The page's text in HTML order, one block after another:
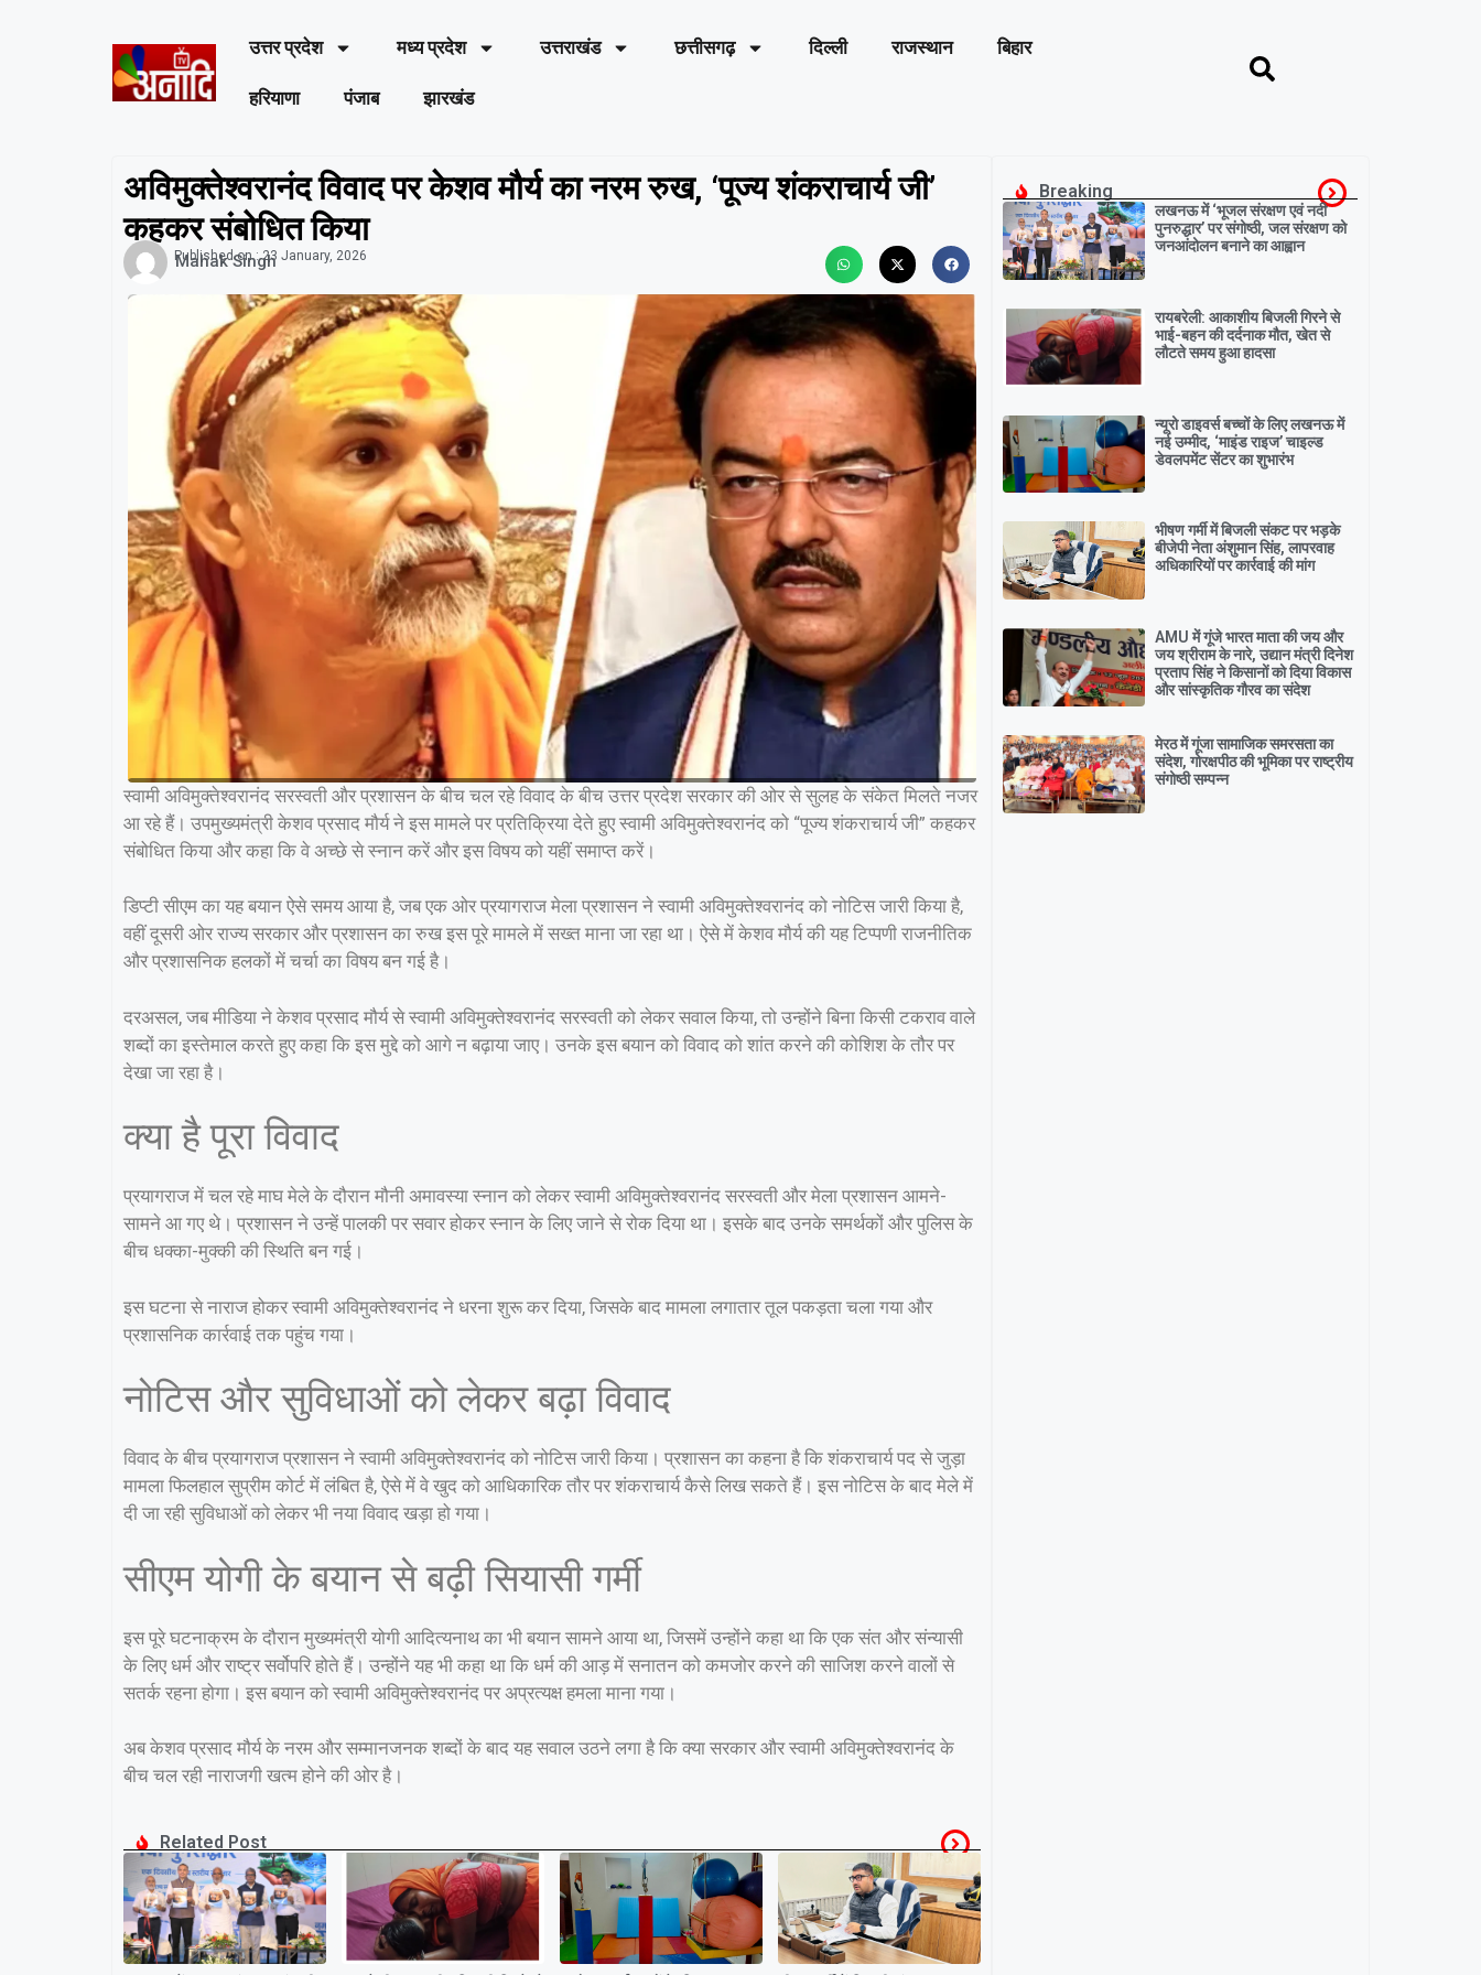
उत्तर प्रदेश मध्य प्रदेश उत्तराखंड छत्तीसगढ़ दिल्ली राजस्थान बिहार
हरियाणा पंजाब झारखंड
अविमुक्तेश्वरानंद विवाद पर केशव मौर्य का नरम रुख, ‘पूज्य शंकराचार्य जी’
कहकर संबोधित किया
Mahak Singh
Published on : 23 January, 2026
स्वामी अविमुक्तेश्वरानंद सरस्वती और प्रशासन के बीच चल रहे विवाद के बीच उत्तर प्रदेश सरकार की ओर से सुलह के संकेत मिलते नजर
आ रहे हैं। उपमुख्यमंत्री केशव प्रसाद मौर्य ने इस मामले पर प्रतिक्रिया देते हुए स्वामी अविमुक्तेश्वरानंद को “पूज्य शंकराचार्य जी” कहकर
संबोधित किया और कहा कि वे अच्छे से स्नान करें और इस विषय को यहीं समाप्त करें।
डिप्टी सीएम का यह बयान ऐसे समय आया है, जब एक ओर प्रयागराज मेला प्रशासन ने स्वामी अविमुक्तेश्वरानंद को नोटिस जारी किया है,
वहीं दूसरी ओर राज्य सरकार और प्रशासन का रुख इस पूरे मामले में सख्त माना जा रहा था। ऐसे में केशव मौर्य की यह टिप्पणी राजनीतिक
और प्रशासनिक हलकों में चर्चा का विषय बन गई है।
दरअसल, जब मीडिया ने केशव प्रसाद मौर्य से स्वामी अविमुक्तेश्वरानंद सरस्वती को लेकर सवाल किया, तो उन्होंने बिना किसी टकराव वाले
शब्दों का इस्तेमाल करते हुए कहा कि इस मुद्दे को आगे न बढ़ाया जाए। उनके इस बयान को विवाद को शांत करने की कोशिश के तौर पर
देखा जा रहा है।
क्या है पूरा विवाद
प्रयागराज में चल रहे माघ मेले के दौरान मौनी अमावस्या स्नान को लेकर स्वामी अविमुक्तेश्वरानंद सरस्वती और मेला प्रशासन आमने-
सामने आ गए थे। प्रशासन ने उन्हें पालकी पर सवार होकर स्नान के लिए जाने से रोक दिया था। इसके बाद उनके समर्थकों और पुलिस के
बीच धक्का-मुक्की की स्थिति बन गई।
इस घटना से नाराज होकर स्वामी अविमुक्तेश्वरानंद ने धरना शुरू कर दिया, जिसके बाद मामला लगातार तूल पकड़ता चला गया और
प्रशासनिक कार्रवाई तक पहुंच गया।
नोटिस और सुविधाओं को लेकर बढ़ा विवाद
विवाद के बीच प्रयागराज प्रशासन ने स्वामी अविमुक्तेश्वरानंद को नोटिस जारी किया। प्रशासन का कहना है कि शंकराचार्य पद से जुड़ा
मामला फिलहाल सुप्रीम कोर्ट में लंबित है, ऐसे में वे खुद को आधिकारिक तौर पर शंकराचार्य कैसे लिख सकते हैं। इस नोटिस के बाद मेले में
दी जा रही सुविधाओं को लेकर भी नया विवाद खड़ा हो गया।
सीएम योगी के बयान से बढ़ी सियासी गर्मी
इस पूरे घटनाक्रम के दौरान मुख्यमंत्री योगी आदित्यनाथ का भी बयान सामने आया था, जिसमें उन्होंने कहा था कि एक संत और संन्यासी
के लिए धर्म और राष्ट्र सर्वोपरि होते हैं। उन्होंने यह भी कहा था कि धर्म की आड़ में सनातन को कमजोर करने की साजिश करने वालों से
सतर्क रहना होगा। इस बयान को स्वामी अविमुक्तेश्वरानंद पर अप्रत्यक्ष हमला माना गया।
अब केशव प्रसाद मौर्य के नरम और सम्मानजनक शब्दों के बाद यह सवाल उठने लगा है कि क्या सरकार और स्वामी अविमुक्तेश्वरानंद के
बीच चल रही नाराजगी खत्म होने की ओर है।
Related Post
Breaking
लखनऊ में ‘भूजल संरक्षण एवं नदी
पुनरुद्धार’ पर संगोष्ठी, जल संरक्षण को
जनआंदोलन बनाने का आह्वान
रायबरेली: आकाशीय बिजली गिरने से
भाई-बहन की दर्दनाक मौत, खेत से
लौटते समय हुआ हादसा
न्यूरो डाइवर्स बच्चों के लिए लखनऊ में
नई उम्मीद, ‘माइंड राइज’ चाइल्ड
डेवलपमेंट सेंटर का शुभारंभ
भीषण गर्मी में बिजली संकट पर भड़के
बीजेपी नेता अंशुमान सिंह, लापरवाह
अधिकारियों पर कार्रवाई की मांग
AMU में गूंजे भारत माता की जय और
जय श्रीराम के नारे, उद्यान मंत्री दिनेश
प्रताप सिंह ने किसानों को दिया विकास
और सांस्कृतिक गौरव का संदेश
मेरठ में गूंजा सामाजिक समरसता का
संदेश, गोरक्षपीठ की भूमिका पर राष्ट्रीय
संगोष्ठी सम्पन्न